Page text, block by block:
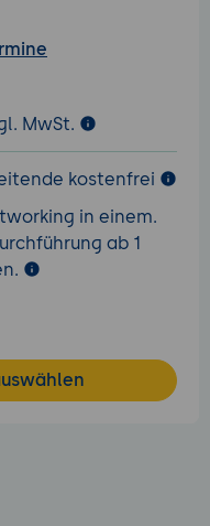
MwSt.
kostenfrei
in einem.
ab 1